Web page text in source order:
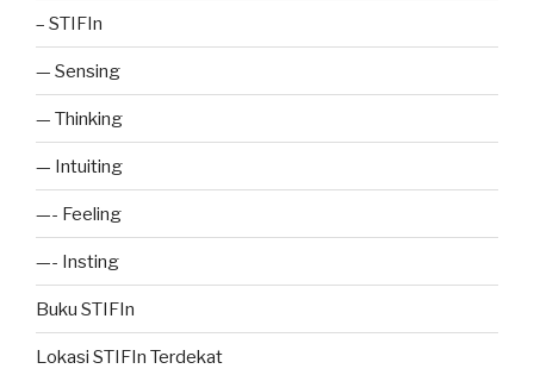
– STIFIn
— Sensing
— Thinking
— Intuiting
—- Feeling
—- Insting
Buku STIFIn
Lokasi STIFIn Terdekat